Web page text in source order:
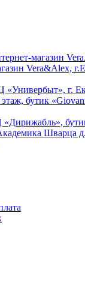
магазин
Vera&Alex,
«Универбыт», г.
бутик
Шварца